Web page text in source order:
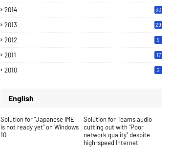
2014 30
2013 29
2012 9
2011 17
2010 2
English
Solution for "Japanese IME
is not ready yet" on Windows
10
Solution for Teams audio
cutting out with "Poor
network quality" despite
high-speed Internet